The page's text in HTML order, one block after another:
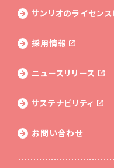
サンリオのライセンス
採用情報
ニュースリリース
サステナビリティ
お問い合わせ